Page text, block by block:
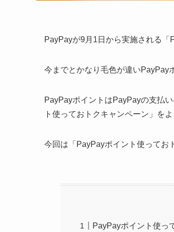
PayPayが9月1日から実施される「
今までとかなり毛色が違いPayPay
PayPayポイントはPayPayの支払
ト使っておトクキャンペーン」を
今回は「PayPayポイント使ってお
PayPayポイント使っ